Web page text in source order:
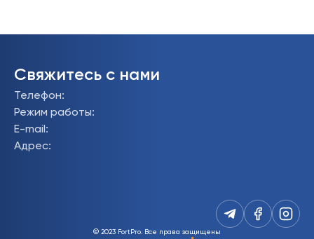
Свяжитесь с нами
Телефон:
Режим работы:
E-mail :
Адрес:
© 2023 FortPro. Все права защищены